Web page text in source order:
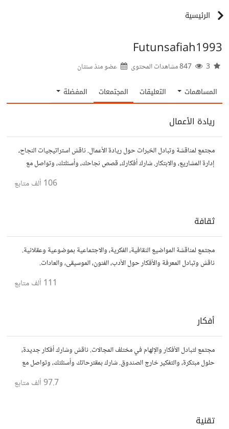
الرئيسية
Futunsafiah1993
عضو منذسنتان
المساهمات التعليقات المجتمعات المفضلة
ريادة الأعمال
مجتمع لمناقشة وتبادل الخبرات حول ريادة الأعمال. ناقش استراتيجيات النجاح،
إدارة المشاريع، والابتكار. شارك أفكارك، قصص نجاحك، وأسئلتك، وتواصل مع
106 ألف متابع
ثقافة
مجتمع لمناقشة المواضيع الثقافية، الفكرية، والاجتماعية بموضوعية وعقلانية.
ناقش وتبادل المعرفة والأفكار حول الأدب، الفنون، الموسيقى، والعادات.
111 ألف متابع
أفكار
مجتمع لتبادل الأفكار والإلهام في مختلف المجالات. ناقش وشارك أفكار جديدة،
حلول مبتكرة، والتفكير خارج الصندوق. شارك بمقترحاتك وأسئلتك، وتواصل مع
97.7 ألف متابع
تقنية